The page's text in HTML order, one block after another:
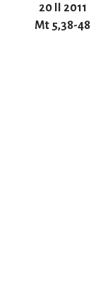
20 II 2011
Mt 5,38-48